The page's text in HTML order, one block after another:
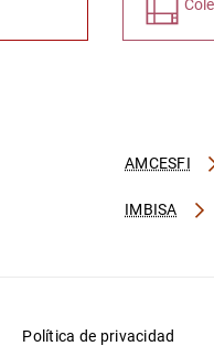
AMCESFI
IMBISA
Política de privacidad